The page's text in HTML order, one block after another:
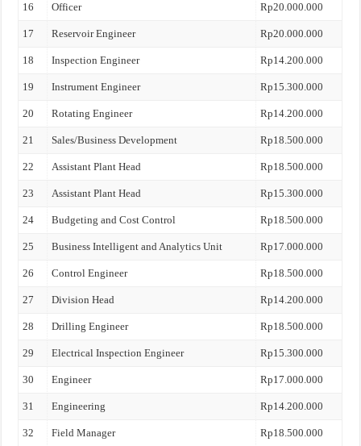
16 Officer Rp20.000.000
17 Reservoir Engineer Rp20.000.000
18 Inspection Engineer Rp14.200.000
19 Instrument Engineer Rp15.300.000
20 Rotating Engineer Rp14.200.000
21 Sales/Business Development Rp18.500.000
22 Assistant Plant Head Rp18.500.000
23 Assistant Plant Head Rp15.300.000
24 Budgeting and Cost Control Rp18.500.000
25 Business Intelligent and Analytics Unit Rp17.000.000
26 Control Engineer Rp18.500.000
27 Division Head Rp14.200.000
28 Drilling Engineer Rp18.500.000
29 Electrical Inspection Engineer Rp15.300.000
30 Engineer Rp17.000.000
31 Engineering Rp14.200.000
32 Field Manager Rp18.500.000